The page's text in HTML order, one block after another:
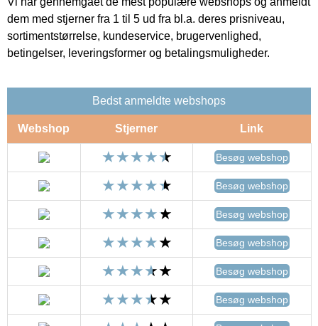
dem med stjerner fra 1 til 5 ud fra bl.a. deres prisniveau,
sortimentstørrelse, kundeservice, brugervenlighed,
betingelser, leveringsformer og betalingsmuligheder.
Bedst anmeldte webshops
Webshop Stjerner Link
Besøg webshop
Besøg webshop
Besøg webshop
Besøg webshop
Besøg webshop
Besøg webshop